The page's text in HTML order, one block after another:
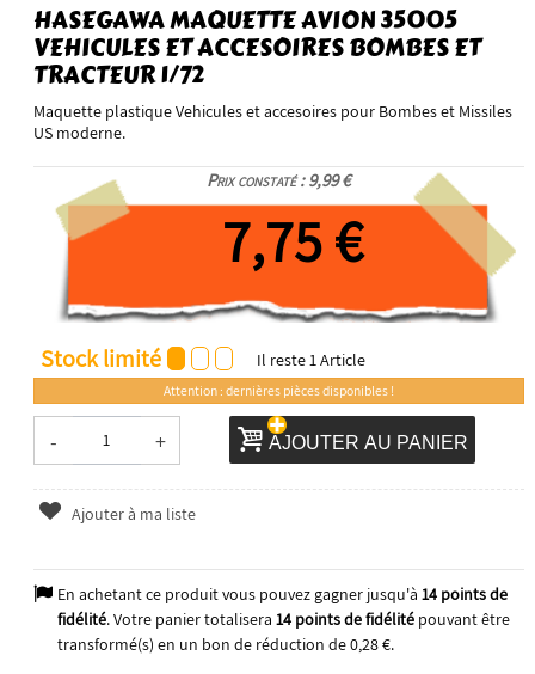
HASEGAWA MAQUETTE AVION 35005
VEHICULES ET ACCESOIRES BOMBES ET
TRACTEUR 1/72
Maquette plastique Vehicules et accesoires pour Bombes et Missiles
US moderne.
Prix constaté : 9,99 €
7,75 €
Stock limité Il reste1Article
Attention : dernières pièces disponibles !
- + AJOUTER AU PANIER
Ajouter à ma liste
En achetant ce produit vous pouvez gagner jusqu'à 14points de
fidélité. Votre panier totalisera 14points de fidélitépouvant être
transformé(s) en un bon de réduction de0,28 €.